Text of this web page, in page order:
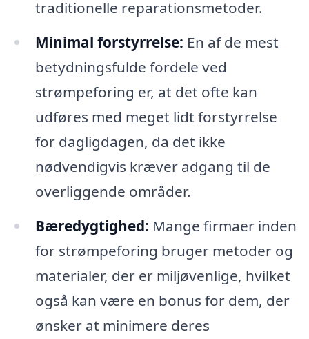
traditionelle reparationsmetoder.
Minimal forstyrrelse: En af de mest
betydningsfulde fordele ved
strømpeforing er, at det ofte kan
udføres med meget lidt forstyrrelse
for dagligdagen, da det ikke
nødvendigvis kræver adgang til de
overliggende områder.
Bæredygtighed: Mange firmaer inden
for strømpeforing bruger metoder og
materialer, der er miljøvenlige, hvilket
også kan være en bonus for dem, der
ønsker at minimere deres